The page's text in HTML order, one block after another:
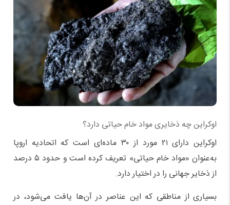
اوکراین چه ذخایری مواد خام حیاتی دارد؟
اوکراین دارای ۲۱ مورد از ۳۰ ماده‌ای است که اتحادیه اروپا
به‌عنوان «مواد خام حیاتی» تعریف کرده است و حدود ۵ درصد
از ذخایر جهانی را در اختیار دارد.
بسیاری از مناطقی که این عناصر در آن‌ها یافت می‌شود، در